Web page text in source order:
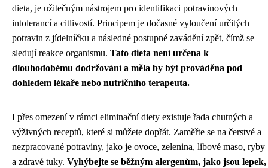
dieta, je užitečným nástrojem pro identifikaci potravinových
intolerancí a citlivostí. Principem je dočasné vyloučení určitých
potravin z jídelníčku a následné postupné zavádění zpět, čímž se
sledují reakce organismu. Tato dieta není určena k
dlouhodobému dodržování a měla by být prováděna pod
dohledem lékaře nebo nutričního terapeuta.
I přes omezení v rámci eliminační diety existuje řada chutných a
výživných receptů, které si můžete dopřát. Zaměřte se na čerstvé a
nezpracované potraviny, jako je ovoce, zelenina, libové maso, ryby
a zdravé tuky. Vyhýbejte se běžným alergenům, jako jsou lepek,